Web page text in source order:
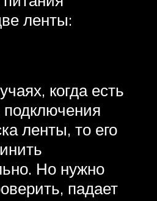
ленты:
когда есть
ленты, то его
Но нужно
падает